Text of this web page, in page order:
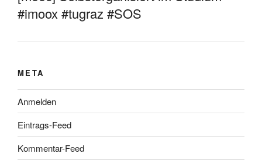
#imoox #tugraz #SOS
META
Anmelden
Eintrags-Feed
Kommentar-Feed